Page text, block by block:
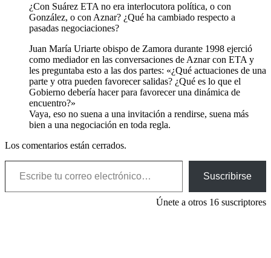
¿Con Suárez ETA no era interlocutora política, o con
González, o con Aznar? ¿Qué ha cambiado respecto a
pasadas negociaciones?
Juan María Uriarte obispo de Zamora durante 1998 ejerció
como mediador en las conversaciones de Aznar con ETA y
les preguntaba esto a las dos partes: «¿Qué actuaciones de una
parte y otra pueden favorecer salidas? ¿Qué es lo que el
Gobierno debería hacer para favorecer una dinámica de
encuentro?»
Vaya, eso no suena a una invitación a rendirse, suena más
bien a una negociación en toda regla.
Los comentarios están cerrados.
Escribe tu correo electrónico…
Suscribirse
Únete a otros 16 suscriptores